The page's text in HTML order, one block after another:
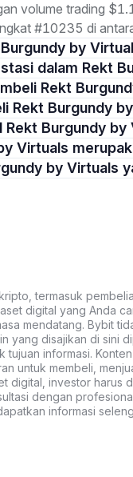
volume trading
#10235 di
Burgundy by
dalam Rekt
Rekt
Rekt Burgundy
Rekt Burgundy
by Virtuals
by Virtuals
termasuk
digital yang Anda
mendatang. Bybit
yang disajikan di sini
tujuan informasi.
untuk membeli,
digital, investor harus
dengan
informasi